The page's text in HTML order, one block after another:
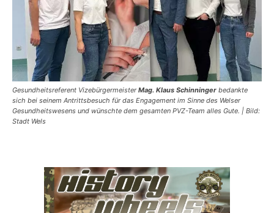
Gesundheitsreferent VizebürgermeisterMag. Klaus Schinninger bedankte
sich bei seinem Antrittsbesuch für das Engagement im Sinne des Welser
Gesundheitswesens und wünschte dem gesamten PVZ-Team alles Gute. | Bild:
Stadt Wels